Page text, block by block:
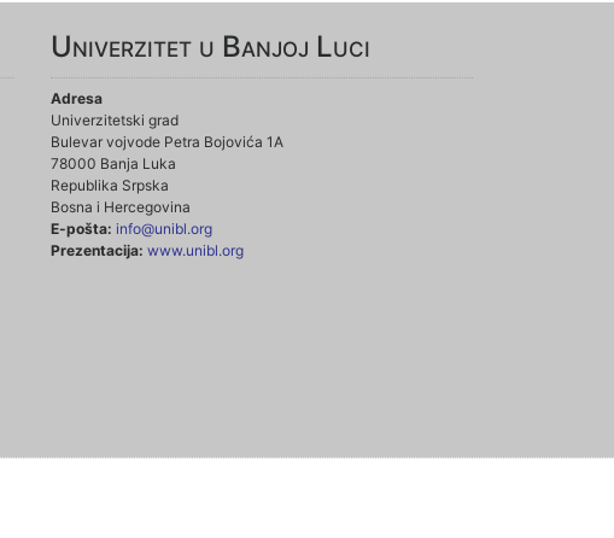
Univerzitet u Banjoj Luci
Adresa
Univerzitetski grad
Bulevar vojvode Petra Bojovića 1A
78000 Banja Luka
Republika Srpska
Bosna i Hercegovina
E-pošta: info@unibl.org
Prezentacija: www.unibl.org